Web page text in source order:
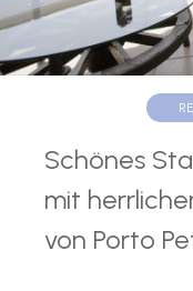
Schönes
mit
von Porto